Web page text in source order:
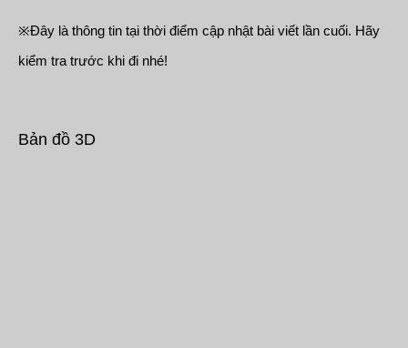
※Đây là thông tin tại thời điểm cập nhật bài viết lần cuối. Hãy
kiểm tra trước khi đi nhé!
Bản đồ 3D